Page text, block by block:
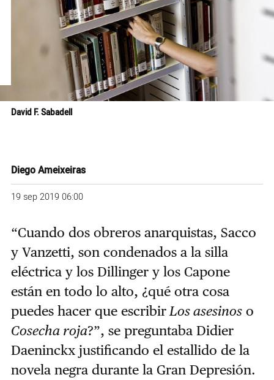
David F. Sabadell
Diego Ameixeiras
19 sep 2019 06:00
“Cuando dos obreros anarquistas, Sacco
y Vanzetti, son condenados a la silla
eléctrica y los Dillinger y los Capone
están en todo lo alto, ¿qué otra cosa
puedes hacer que escribirLos asesinoso
Cosecha roja?”, se preguntaba Didier
Daeninckx justificando el estallido de la
novela negra durante la Gran Depresión.